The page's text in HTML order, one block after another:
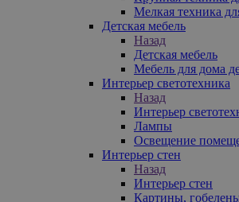
Мелкая техника
Детская мебель
Назад
Детская мебель
Мебель для дома
Интерьер светотехника
Назад
Интерьер
Лампы
Освещение
Интерьер стен
Назад
Интерьер стен
Картины,